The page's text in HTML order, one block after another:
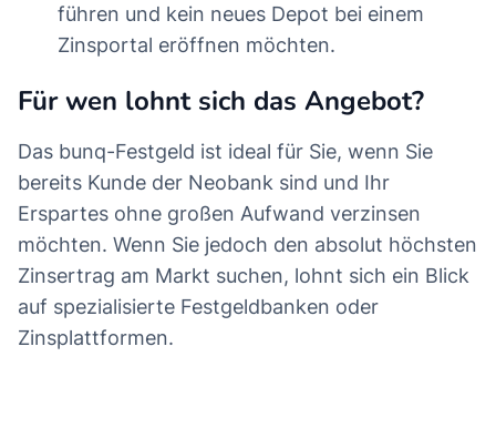
führen und kein neues Depot bei einem
Zinsportal eröffnen möchten.
Für wen lohnt sich das Angebot?
Das bunq-Festgeld ist ideal für Sie, wenn Sie
bereits Kunde der Neobank sind und Ihr
Erspartes ohne großen Aufwand verzinsen
möchten. Wenn Sie jedoch den absolut höchsten
Zinsertrag am Markt suchen, lohnt sich ein Blick
auf spezialisierte Festgeldbanken oder
Zinsplattformen.